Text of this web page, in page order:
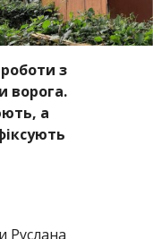
з
ворога.
а
Руслана